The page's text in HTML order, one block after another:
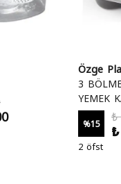
Özge
3
YEMEK
%15
₺
2 öfst